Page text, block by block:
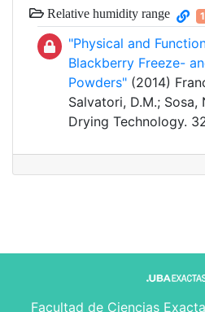
Relative humidity range 1
"Physical and
Blackberry Freeze-
Powders" (2014)
Salvatori, D.M.; Sosa,
Drying Technology.
Facultad de Ciencias